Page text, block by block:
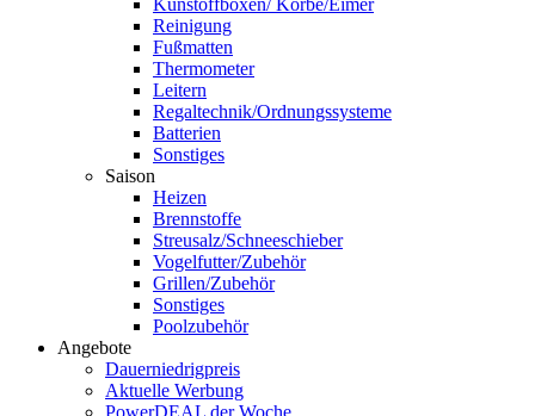
Kunstoffboxen/ Körbe/Eimer
Reinigung
Fußmatten
Thermometer
Leitern
Regaltechnik/Ordnungssysteme
Batterien
Sonstiges
Saison
Heizen
Brennstoffe
Streusalz/Schneeschieber
Vogelfutter/Zubehör
Grillen/Zubehör
Sonstiges
Poolzubehör
Angebote
Dauerniedrigpreis
Aktuelle Werbung